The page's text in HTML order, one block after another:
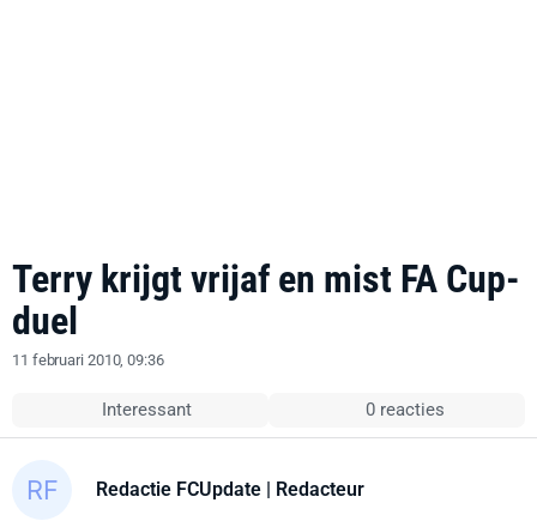
Terry krijgt vrijaf en mist FA Cup-
duel
11 februari 2010, 09:36
Interessant 0 reacties
Redactie FCUpdate | Redacteur